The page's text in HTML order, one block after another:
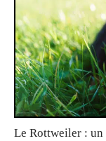
Le Rottweiler : un